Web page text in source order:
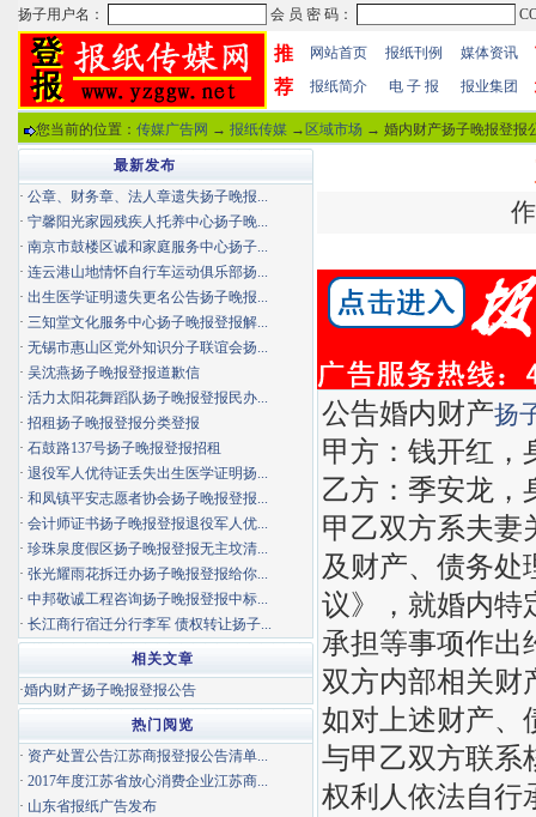
推
荐
网站首页 报纸刊例 媒体资讯
报纸简介 电 子 报 报业集团
您当前的位置： 传媒广告网 → 报纸传媒 → 区域市场 → 婚内财产扬子晚报登报
公告婚内财产扬
甲方：钱开红，
乙方：季安龙，
甲乙双方系夫妻
及财产、债务处
议》，就婚内特
承担等事项作出
双方内部相关财
如对上述财产、
与甲乙双方联系
权利人依法自行
最新发布
· 公章、财务章、法人章遗失扬子晚报...
· 宁馨阳光家园残疾人托养中心扬子晚...
· 南京市鼓楼区诚和家庭服务中心扬子...
· 连云港山地情怀自行车运动俱乐部扬...
· 出生医学证明遗失更名公告扬子晚报...
· 三知堂文化服务中心扬子晚报登报解...
· 无锡市惠山区党外知识分子联谊会扬...
· 吴沈燕扬子晚报登报道歉信
· 活力太阳花舞蹈队扬子晚报登报民办...
· 招租扬子晚报登报分类登报
· 石鼓路137号扬子晚报登报招租
· 退役军人优待证丢失出生医学证明扬...
· 和凤镇平安志愿者协会扬子晚报登报...
· 会计师证书扬子晚报登报退役军人优...
· 珍珠泉度假区扬子晚报登报无主坟清...
· 张光耀雨花拆迁办扬子晚报登报给你...
· 中邦敬诚工程咨询扬子晚报登报中标...
· 长江商行宿迁分行李军 债权转让扬子...
相关文章
·婚内财产扬子晚报登报公告
热门阅览
· 资产处置公告江苏商报登报公告清单...
· 2017年度江苏省放心消费企业江苏商...
· 山东省报纸广告发布